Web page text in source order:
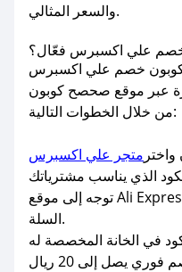
والسعر المثالي.
علي اكسبرس فعّال؟
كوبون خصم علي اكسبرس
عبر موقع صحصح كوبون
من خلال الخطوات التالية:
متجر علي اكسبرس
توجه إلى موقع Ali Express وأضف منتجاتك المفضلة إلى
السلة.
أكمل عملية الشراء لتستمتع بخصم فوري يصل إلى 20 ريال